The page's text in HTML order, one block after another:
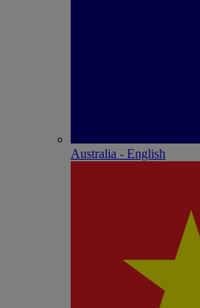
Australia - English